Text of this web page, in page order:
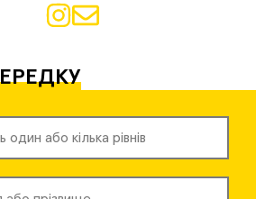
один або кілька рівнів